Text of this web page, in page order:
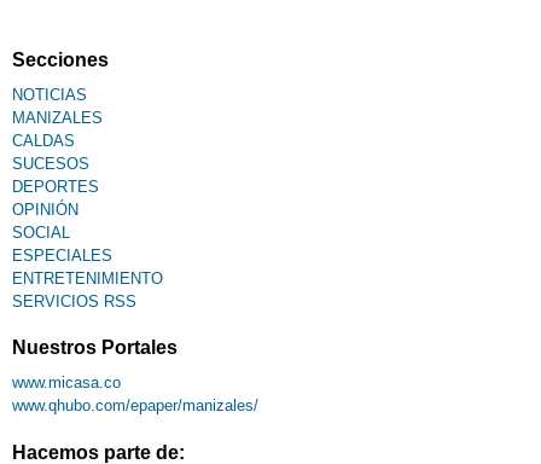
Secciones
NOTICIAS
MANIZALES
CALDAS
SUCESOS
DEPORTES
OPINIÓN
SOCIAL
ESPECIALES
ENTRETENIMIENTO
SERVICIOS RSS
Nuestros Portales
www.micasa.co
www.qhubo.com/epaper/manizales/
Hacemos parte de: